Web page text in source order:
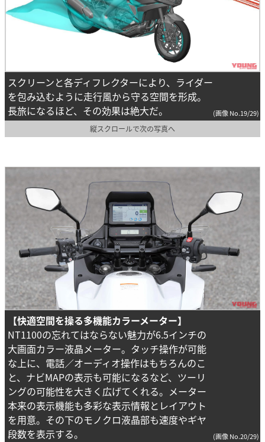
スクリーンと各ディフレクターにより、ライダー
を包み込むように走行風から守る空間を形成。
長旅になるほど、その効果は絶大だ。
(画像 No.19/29)
縦スクロールで次の写真へ
【快適空間を操る多機能カラーメーター】
NT1100の忘れてはならない魅力が6.5インチの
大画面カラー液晶メーター。タッチ操作が可能
な上に、電話／オーディオ操作はもちろんのこ
と、ナビMAPの表示も可能になるなど、ツーリ
ングの可能性を大きく広げてくれる。メーター
本来の表示機能も多彩な表示情報とレイアウト
を用意。その下のモノクロ液晶部も速度やギヤ
段数を表示する。
(画像 No.20/29)